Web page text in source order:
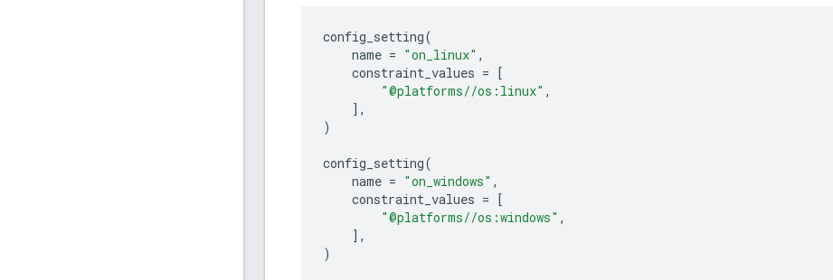
config_setting(
name = "on_linux" ,
constraint_values = [
"@platforms//os:linux" ,
],
)
config_setting(
name = "on_windows" ,
constraint_values = [
"@platforms//os:windows" ,
],
)